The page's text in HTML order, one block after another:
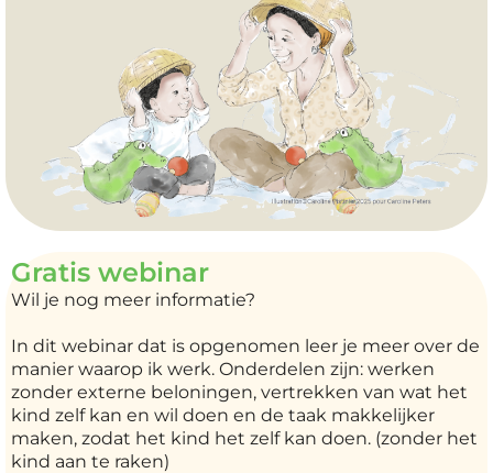
Gratis webinar
Wil je nog meer informatie?
In dit webinar dat is opgenomen leer je meer over de
manier waarop ik werk. Onderdelen zijn: werken
zonder externe beloningen, vertrekken van wat het
kind zelf kan en wil doen en de taak makkelijker
maken, zodat het kind het zelf kan doen. (zonder het
kind aan te raken)